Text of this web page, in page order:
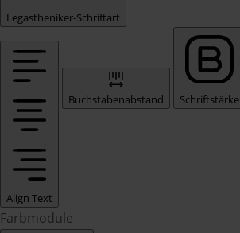
Legastheniker-Schriftart
Align Text
Buchstabenabstand Schriftstärke
Farbmodule